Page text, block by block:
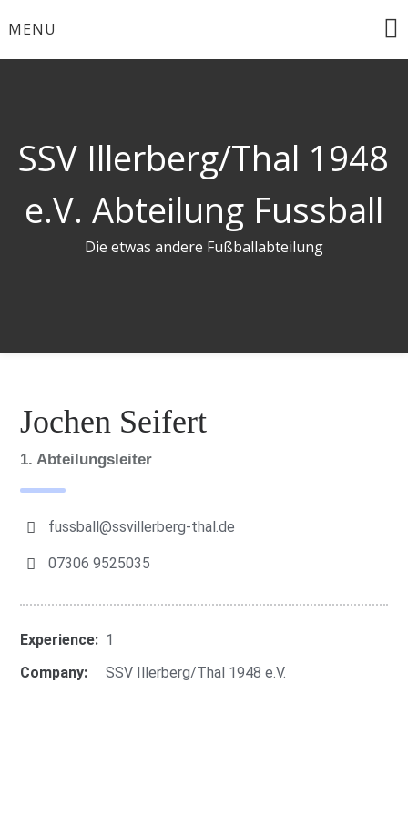
toMENU
SSV Illerberg/Thal 1948
e.V. Abteilung Fussball
Die etwas andere Fußballabteilung
Jochen Seifert
1. Abteilungsleiter
fussball@ssvillerberg-thal.de
07306 9525035
Experience: 1
Company:
SSV Illerberg/Thal 1948 e.V.